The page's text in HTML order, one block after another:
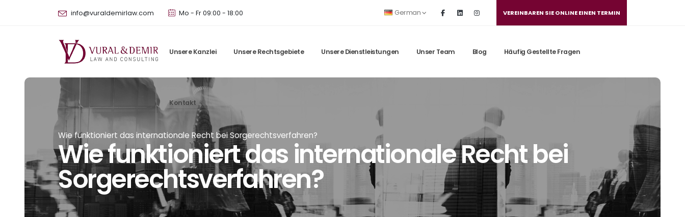
info@vuraldemirlaw.com Mo - Fr 09:00 - 18:00 German VEREINBAREN SIE ONLINE EINEN TERMIN
Unsere Kanzlei Unsere Rechtsgebiete Unsere Dienstleistungen Unser Team Blog Häufig Gestellte Fragen
Kontakt
Wie funktioniert das internationale Recht bei Sorgerechtsverfahren?
Wie funktioniert das internationale Recht bei
Sorgerechtsverfahren?